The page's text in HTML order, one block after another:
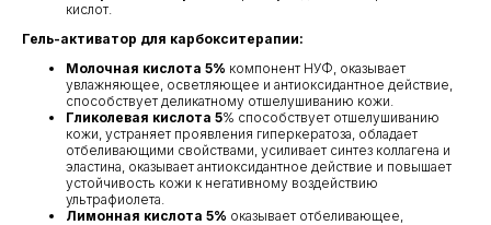
кислот.
Гель-активатор для карбокситерапии:
Молочная кислота 5% компонент НУФ, оказывает
увлажняющее, осветляющее и антиоксидантное действие,
способствует деликатному отшелушиванию кожи.
Гликолевая кислота 5% способствует отшелушиванию
кожи, устраняет проявления гиперкератоза, обладает
отбеливающими свойствами, усиливает синтез коллагена и
эластина, оказывает антиоксидантное действие и повышает
устойчивость кожи к негативному воздействию
ультрафиолета.
Лимонная кислота 5% оказывает отбеливающее,